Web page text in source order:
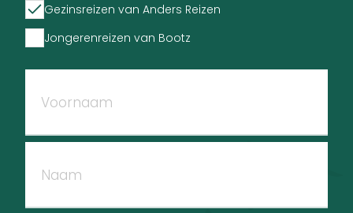
Gezinsreizen van Anders Reizen
Jongerenreizen van Bootz